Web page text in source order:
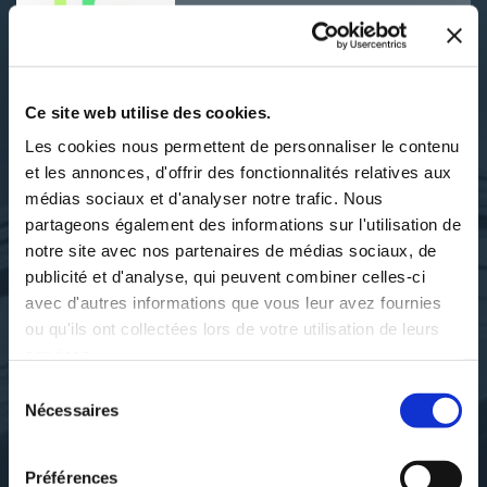
Ce site web utilise des cookies.
Les cookies nous permettent de personnaliser le contenu
et les annonces, d'offrir des fonctionnalités relatives aux
médias sociaux et d'analyser notre trafic. Nous
partageons également des informations sur l'utilisation de
notre site avec nos partenaires de médias sociaux, de
publicité et d'analyse, qui peuvent combiner celles-ci
avec d'autres informations que vous leur avez fournies
ou qu'ils ont collectées lors de votre utilisation de leurs
Nécessaires
Préférences
DÉCOUVRIR BÉNÉDIQUE PAUL
SES OUVRAGES